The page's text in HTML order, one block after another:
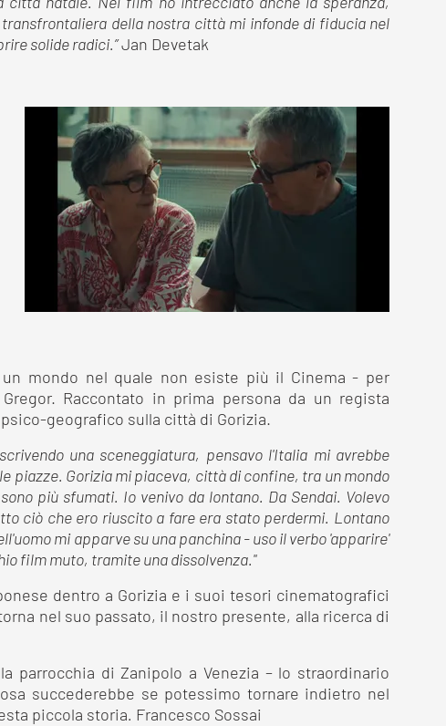
città natale. Nel film ho intrecciato anche la speranza,
della nostra città mi infonde di fiducia nel
solide radici.”Jan Devetak
mondo nel quale non esiste più il Cinema - per
Raccontato in prima persona da un regista
geografico sulla città di Gorizia.
una sceneggiatura, pensavo l'Italia mi avrebbe
piazze. Gorizia mi piaceva, città di confine, tra un mondo
più sfumati. Io venivo da lontano. Da Sendai. Volevo
ciò che ero riuscito a fare era stato perdermi. Lontano
mi apparve su una panchina - uso il verbo 'apparire'
film muto, tramite una dissolvenza."
dentro a Gorizia e i suoi tesori cinematografici
nel suo passato, il nostro presente, alla ricerca di
parrocchia di Zanipolo a Venezia – lo straordinario
succederebbe se potessimo tornare indietro nel
piccola storia. Francesco Sossai